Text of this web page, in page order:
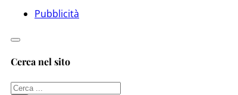
Pubblicità
Cerca nel sito
Cerca